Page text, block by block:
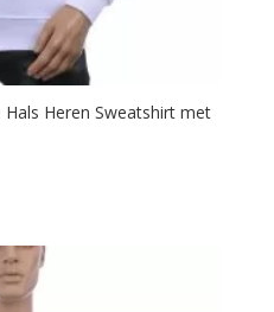
Hals Heren Sweatshirt met